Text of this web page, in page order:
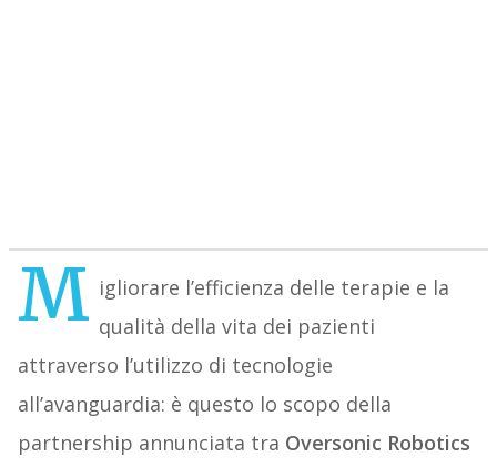
M igliorare l’efficienza delle terapie e la
qualità della vita dei pazienti
attraverso l’utilizzo di tecnologie
all’avanguardia: è questo lo scopo della
partnership annunciata tra Oversonic Robotics